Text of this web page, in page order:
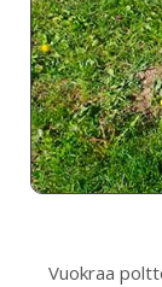
Vuokraa